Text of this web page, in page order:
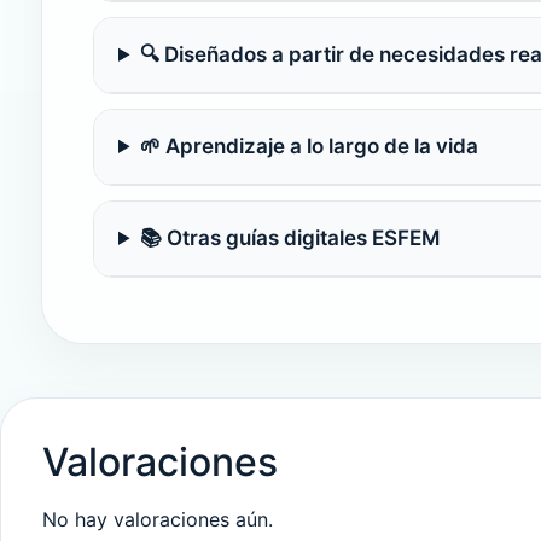
🔍 Diseñados a partir de necesidades
🌱 Aprendizaje a lo largo de la vida
📚 Otras guías digitales ESFEM
Valoraciones
No hay valoraciones aún.